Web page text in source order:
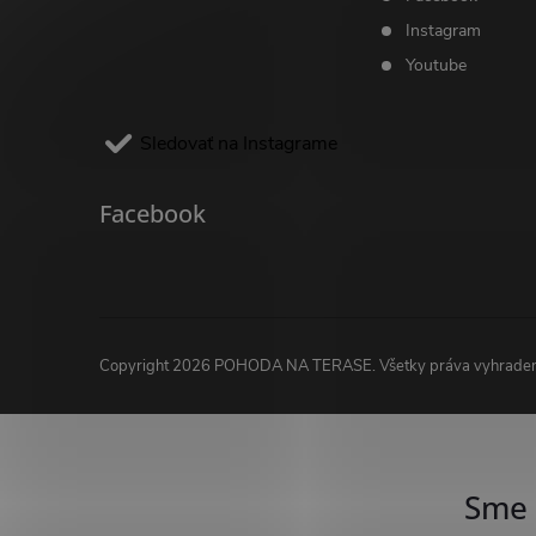
Sledovať na Instagrame
Instagram
Youtube
Facebook
Copyright 2026 POHODA NA TERASE. Všetky práva